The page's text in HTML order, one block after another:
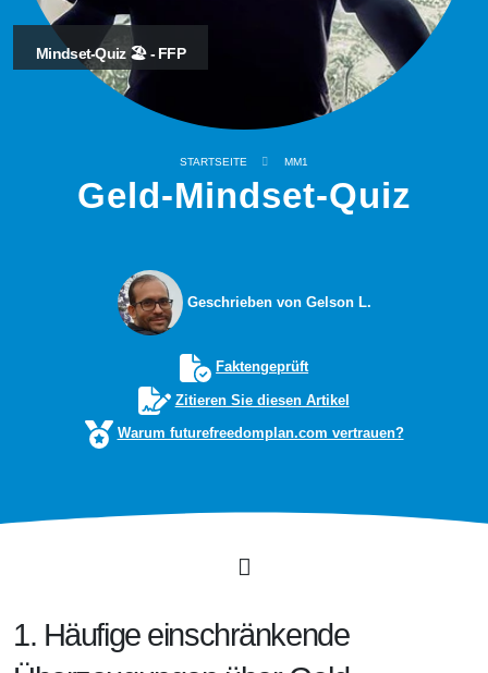
Mindset-Quiz 🏖️ - FFP
STARTSEITE MM1
Geld-Mindset-Quiz
Geschrieben von Gelson L.
Faktengeprüft
Zitieren Sie diesen Artikel
Warum futurefreedomplan.com vertrauen?
1. Häufige einschränkende